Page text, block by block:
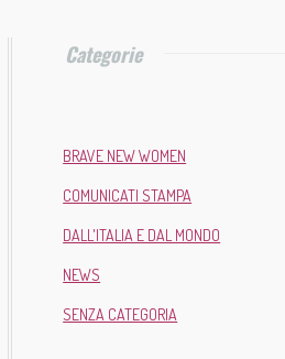
Categorie
BRAVE NEW WOMEN
COMUNICATI STAMPA
DALL'ITALIA E DAL MONDO
NEWS
SENZA CATEGORIA